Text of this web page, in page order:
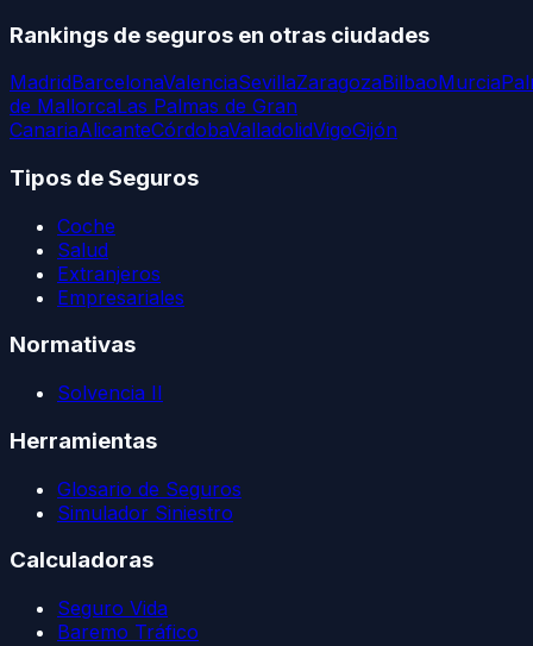
Rankings de seguros en otras ciudades
MadridBarcelonaValenciaSevillaZaragozaBilbaoMurcia
de MallorcaLas Palmas de Gran
CanariaAlicanteCórdobaValladolidVigoGijón
Tipos de Seguros
Coche
Salud
Extranjeros
Empresariales
Normativas
Solvencia II
Herramientas
Glosario de Seguros
Simulador Siniestro
Calculadoras
Seguro Vida
Baremo Tráfico